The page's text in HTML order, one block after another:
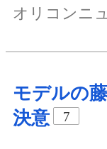
オリコンニ
モデルの
決意
7